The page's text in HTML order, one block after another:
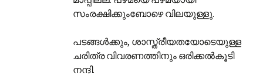
സംരക്ഷിക്കുംബോഴെ വിലയുള്ളു.
പടങ്ങള്‍ക്കും, ശാസ്ത്രീയതയോടെയുള്ള
ചരിത്ര വിവരണത്തിനും ഒരിക്കല്‍കൂടി
നന്ദി.